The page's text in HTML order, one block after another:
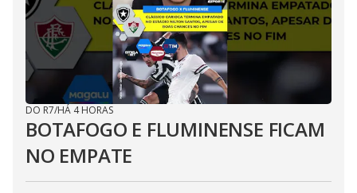
DO R7/HÁ 4 HORAS
BOTAFOGO E FLUMINENSE FICAM
NO EMPATE